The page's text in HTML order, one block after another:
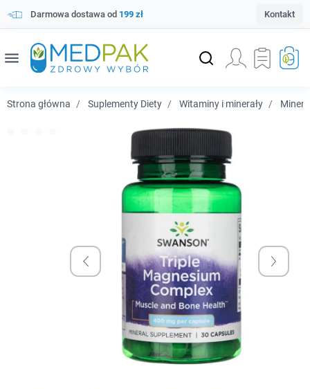
Darmowa dostawa od 199 zł Kontakt
menu
Strona główna Suplementy Diety Witaminy i minerały